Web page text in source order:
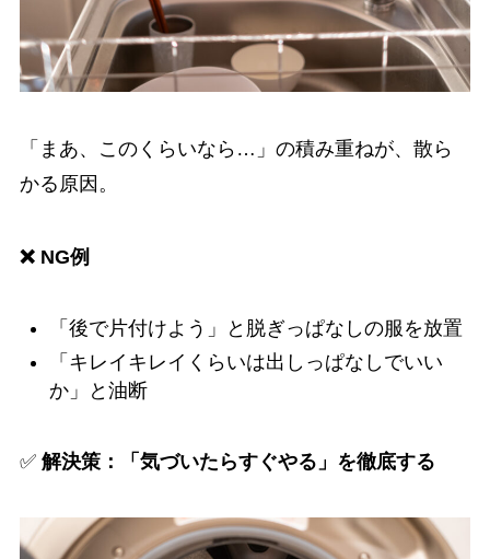
「まあ、このくらいなら…」の積み重ねが、散ら
かる原因。
❌ NG例
「後で片付けよう」と脱ぎっぱなしの服を放置
「キレイキレイくらいは出しっぱなしでいい
か」と油断
✅ 解決策：「気づいたらすぐやる」を徹底する